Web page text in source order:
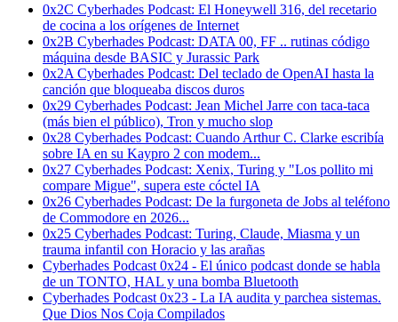
0x2C Cyberhades Podcast: El Honeywell 316, del recetario
de cocina a los orígenes de Internet
0x2B Cyberhades Podcast: DATA 00, FF .. rutinas código
máquina desde BASIC y Jurassic Park
0x2A Cyberhades Podcast: Del teclado de OpenAI hasta la
canción que bloqueaba discos duros
0x29 Cyberhades Podcast: Jean Michel Jarre con taca-taca
(más bien el público), Tron y mucho slop
0x28 Cyberhades Podcast: Cuando Arthur C. Clarke escribía
sobre IA en su Kaypro 2 con modem...
0x27 Cyberhades Podcast: Xenix, Turing y "Los pollito mi
compare Migue", supera este cóctel IA
0x26 Cyberhades Podcast: De la furgoneta de Jobs al teléfono
de Commodore en 2026...
0x25 Cyberhades Podcast: Turing, Claude, Miasma y un
trauma infantil con Horacio y las arañas
Cyberhades Podcast 0x24 - El único podcast donde se habla
de un TONTO, HAL y una bomba Bluetooth
Cyberhades Podcast 0x23 - La IA audita y parchea sistemas.
Que Dios Nos Coja Compilados